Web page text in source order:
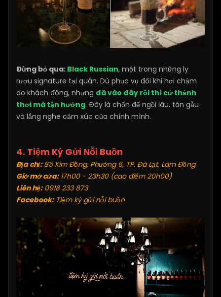
Đừng bỏ qua: Black Russian, một trong những ly
rượu signature tại quán. Dù phục vụ đôi khi hơi chậm
do khách đông, nhưng đã vào đây rồi thì cứ thảnh
thơi mà tận hưởng. Đây là chốn để ngồi lâu, tán gẫu
và lắng nghe cảm xúc của chính mình.
4. Tiệm Ký Gửi Nỗi Buồn
Địa chỉ:85 Kim Đồng, Phường 6, TP. Đà Lạt, Lâm Đồng
Giờ mở cửa:17h00 - 23h30 (cao điểm 20h00)
Liên hệ:0918 233 873
Facebook:Tiệm ký gửi nỗi buồn